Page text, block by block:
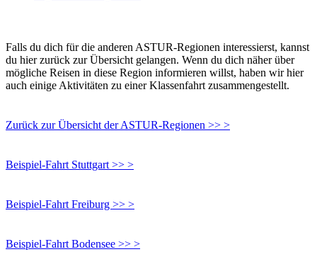
Falls du dich für die anderen ASTUR-Regionen interessierst, kannst
du hier zurück zur Übersicht gelangen. Wenn du dich näher über
mögliche Reisen in diese Region informieren willst, haben wir hier
auch einige Aktivitäten zu einer Klassenfahrt zusammengestellt.
Zurück zur Übersicht der ASTUR-Regionen >> >
Beispiel-Fahrt Stuttgart >> >
Beispiel-Fahrt Freiburg >> >
Beispiel-Fahrt Bodensee >> >